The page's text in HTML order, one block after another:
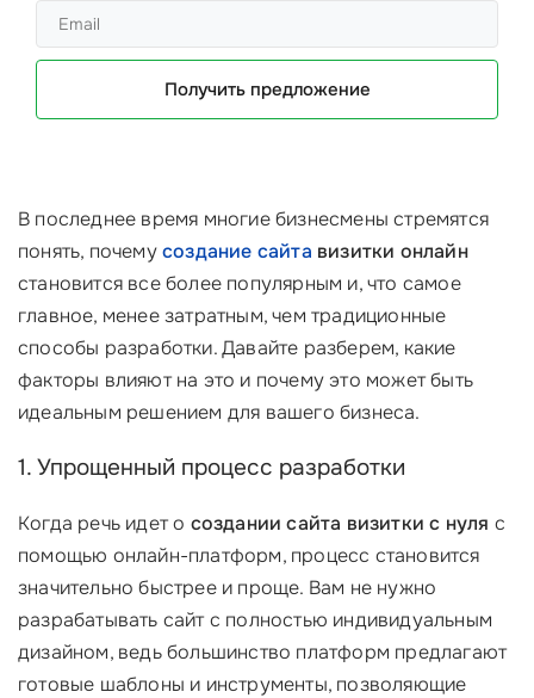
Получить предложение
В последнее время многие бизнесмены стремятся
понять, почемусоздание сайта визитки онлайн
становится все более популярным и, что самое
главное, менее затратным, чем традиционные
способы разработки. Давайте разберем, какие
факторы влияют на это и почему это может быть
идеальным решением для вашего бизнеса.
1. Упрощенный процесс разработки
Когда речь идет о создании сайта визитки с нуля с
помощью онлайн-платформ, процесс становится
значительно быстрее и проще. Вам не нужно
разрабатывать сайт с полностью индивидуальным
дизайном, ведь большинство платформ предлагают
готовые шаблоны и инструменты, позволяющие